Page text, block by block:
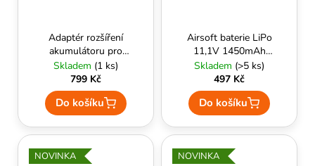
Adaptér rozšíření
akumulátoru pro
Ares Amoeba AM
series (coyote) -
ARES
Skladem (1 ks)
799 Kč
Do košíku
Airsoft baterie LiPo
11,1V 1450mAh
30C T-Plug Delta
Armory
Skladem (>5 ks)
497 Kč
Do košíku
NOVINKA NOVINKA